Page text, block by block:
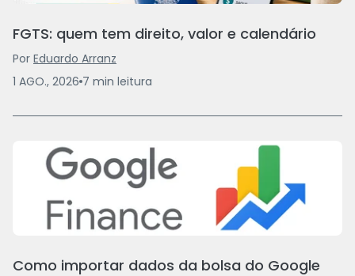
FGTS: quem tem direito, valor e calendário
Por Eduardo Arranz
1 AGO., 2026 7 min leitura
Como importar dados da bolsa do Google